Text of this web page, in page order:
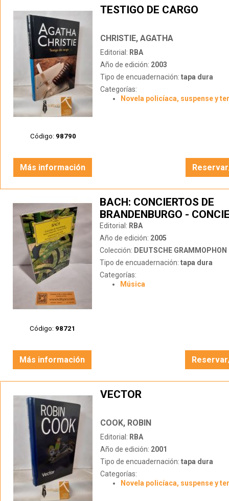
Código: 98790
TESTIGO DE CARGO
CHRISTIE, AGATHA
Editorial: RBA
Año de edición: 2003
Tipo de encuadernación: tapa dura
Categorías:
Novela policíaca, suspense y
Más información
Código: 98721
BACH: CONCIERTOS DE
BRANDENBURGO -
PARA VIOLÍN (LIBRO + 2
Editorial: RBA
Año de edición: 2005
Colección: DEUTSCHE GRAMMOPHON
Tipo de encuadernación: tapa dura
Categorías:
Música
Más información
VECTOR
COOK, ROBIN
Editorial: RBA
Año de edición: 2001
Tipo de encuadernación: tapa dura
Categorías:
Novela policíaca, suspense y